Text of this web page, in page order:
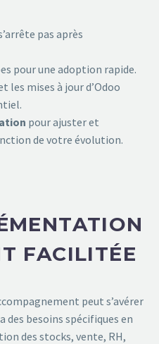
pas après
pour une adoption rapide.
les mises à jour d’Odoo
pour ajuster et
de votre évolution.
FACILITÉE
peut s’avérer
des besoins spécifiques en
des stocks, vente, RH,